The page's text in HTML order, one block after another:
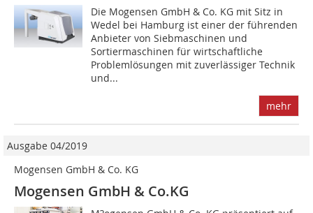
Die Mogensen GmbH & Co. KG mit Sitz in
Wedel bei Hamburg ist einer der führenden
Anbieter von Siebmaschinen und
Sortiermaschinen für wirtschaftliche
Problemlösungen mit zuverlässiger Technik
und...
mehr
Ausgabe 04/2019
Mogensen GmbH & Co. KG
Mogensen GmbH & Co.KG